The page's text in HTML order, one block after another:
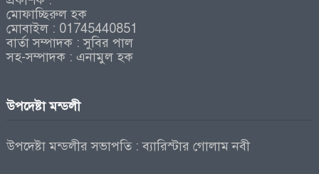
মোফাচ্ছিরুল হক
মোবাইল : 01745440851
বার্তা সম্পাদক : সুবির পাল
সহ-সম্পাদক : এনামুল হক
উপদেষ্টা মন্ডলী
উপদেষ্টা মন্ডলীর সভাপতি : ব্যারিস্টার গোলাম নবী